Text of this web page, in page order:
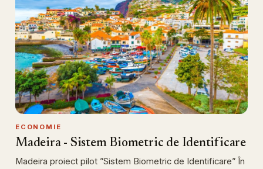
ECONOMIE
Madeira - Sistem Biometric de Identificare
Madeira proiect pilot ”Sistem Biometric de Identificare” În